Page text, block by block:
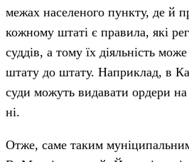
межах населеного пункту, де й
кожному штаті є правила, які
суддів, а тому їх діяльність може
штату до штату. Наприклад, в
суди можуть видавати ордери
ні.
Отже, саме таким